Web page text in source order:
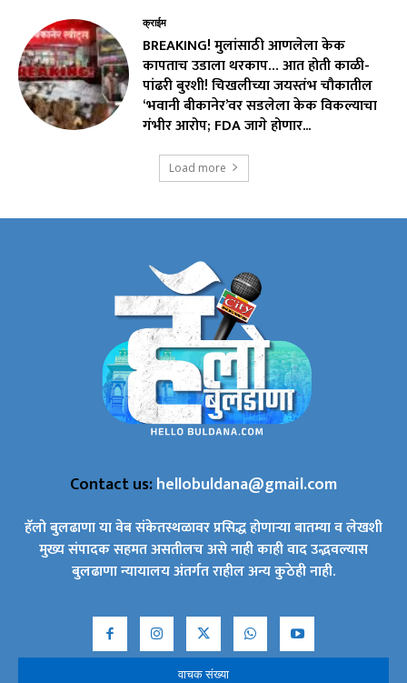
क्राईम
BREAKING! मुलांसाठी आणलेला केक
कापताच उडाला थरकाप… आत होती काळी-
पांढरी बुरशी! चिखलीच्या जयस्तंभ चौकातील
‘भवानी बीकानेर’वर सडलेला केक विकल्याचा
गंभीर आरोप; FDA जागे होणार...
Load more
Contact us:hellobuldana@gmail.com
हॅलो बुलढाणा या वेब संकेतस्थळावर प्रसिद्ध होणाऱ्या बातम्या व लेखशी
मुख्य संपादक सहमत असतीलच असे नाही काही वाद उद्भवल्यास
बुलढाणा न्यायालय अंतर्गत राहील अन्य कुठेही नाही.
वाचक संख्या